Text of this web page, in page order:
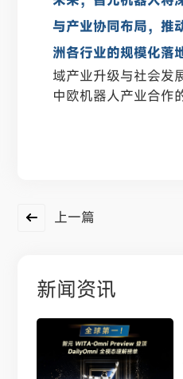
与产业协同布局，推
洲各行业的规模化落
域产业升级与社会发
中欧机器人产业合作
上一篇
新闻资讯